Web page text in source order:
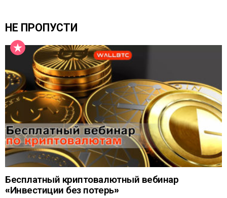
НЕ ПРОПУСТИ
Бесплатный криптовалютный вебинар
«Инвестиции без потерь»